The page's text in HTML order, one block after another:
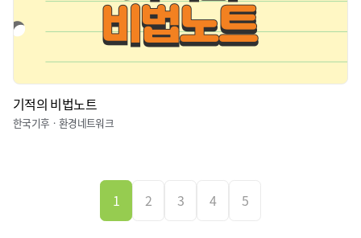
기적의 비법노트
한국기후ㆍ환경네트워크
1 2 3 4 5